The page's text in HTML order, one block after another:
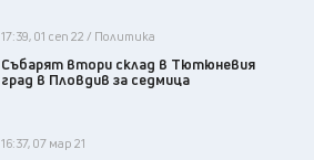
17:39, 01 сеп 22 / Политика
Събарят втори склад в Тютюневия
град в Пловдив за седмица
16:37, 07 мар 21